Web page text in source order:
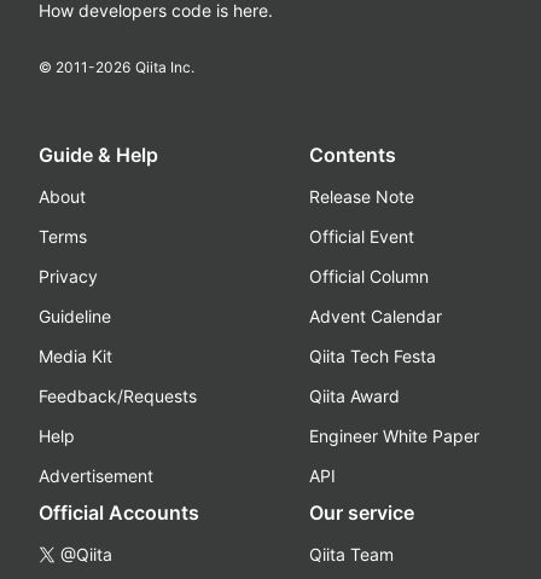
How developers code is here.
© 2011-2026 Qiita Inc.
Guide & Help
About
Terms
Privacy
Guideline
Media Kit
Feedback/Requests
Help
Advertisement
Contents
Release Note
Official Event
Official Column
Advent Calendar
Qiita Tech Festa
Qiita Award
Engineer White Paper
API
Official Accounts
@Qiita
Our service
Qiita Team